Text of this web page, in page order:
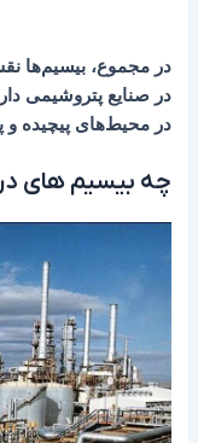
در مجموع، بیسیم‌ها
در صنایع پتروشیمی
در محیط‌های پیچیده و
چه بیسیم های